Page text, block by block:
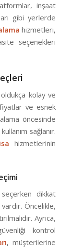
inşaat
gibi yerlerde
hizmetleri,
seçenekleri
kolay ve
ve esnek
öncesinde
sağlanır.
hizmetlerinin
seçerken dikkat
Öncelikle,
Ayrıca,
kontrol
, müşterilerine